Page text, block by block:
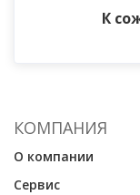
К
КОМПАНИЯ
О компании
Сервис